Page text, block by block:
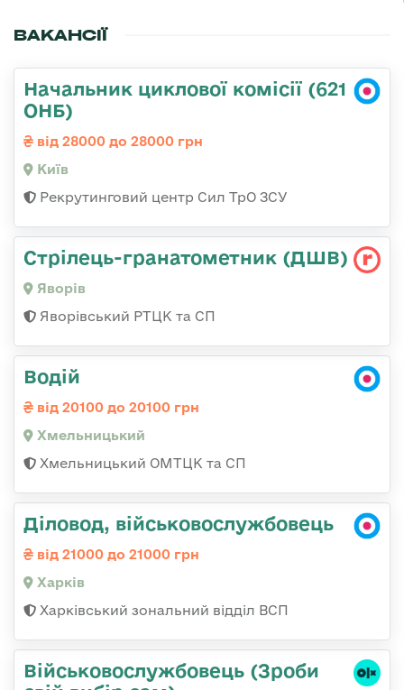
ВАКАНСІЇ
Начальник циклової комісії (621
ОНБ)
від 28000 до 28000 грн
Київ
Рекрутинговий центр Сил ТрО ЗСУ
Стрілець-гранатометник (ДШВ)
Яворів
Яворівський РТЦК та СП
Водій
від 20100 до 20100 грн
Хмельницький
Хмельницький ОМТЦК та СП
Діловод, військовослужбовець
від 21000 до 21000 грн
Харків
Харківський зональний відділ ВСП
Військовослужбовець (Зроби